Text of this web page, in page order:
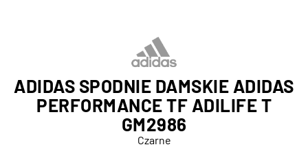
ADIDAS SPODNIE DAMSKIE ADIDAS
PERFORMANCE TF ADILIFE T
GM2986
Czarne